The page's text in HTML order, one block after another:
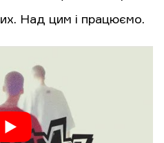
Над цим і працюємо.